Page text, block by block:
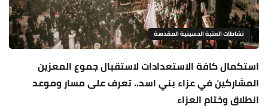
نشاطات العتبة الحسينية المقدسة
استكمال كافة الاستعدادات لاستقبال جموع المعزين
المشاركين في عزاء بني اسد.. تعرف على مسار وموعد
انطلاق وختام العزاء